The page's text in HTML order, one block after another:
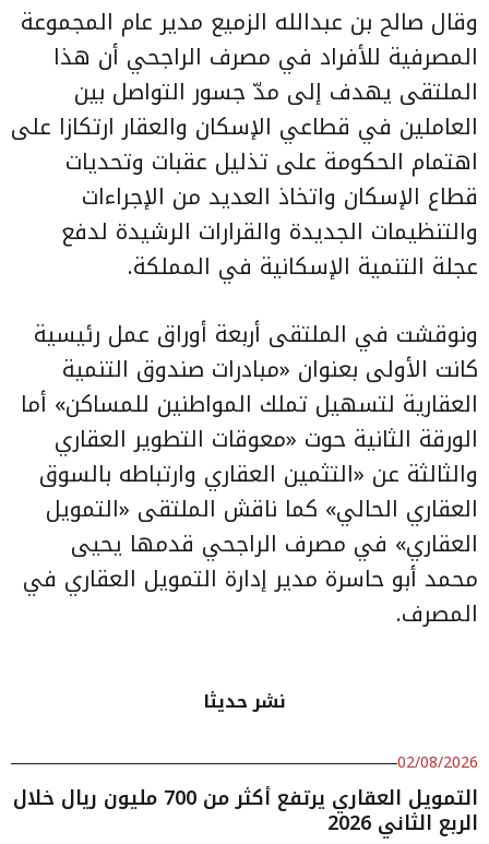
وقال صالح بن عبدالله الزميع مدير عام المجموعة
المصرفية للأفراد في مصرف الراجحي أن هذا
الملتقى يهدف إلى مدّ جسور التواصل بين
العاملين في قطاعي الإسكان والعقار ارتكازا على
اهتمام الحكومة على تذليل عقبات وتحديات
قطاع الإسكان واتخاذ العديد من الإجراءات
والتنظيمات الجديدة والقرارات الرشيدة لدفع
عجلة التنمية الإسكانية في المملكة.
ونوقشت في الملتقى أربعة أوراق عمل رئيسية
كانت الأولى بعنوان «مبادرات صندوق التنمية
العقارية لتسهيل تملك المواطنين للمساكن» أما
الورقة الثانية حوت «معوقات التطوير العقاري
والثالثة عن «التثمين العقاري وارتباطه بالسوق
العقاري الحالي» كما ناقش الملتقى «التمويل
العقاري» في مصرف الراجحي قدمها يحيى
محمد أبو حاسرة مدير إدارة التمويل العقاري في
المصرف.
نشر حديثا
02/08/2026
التمويل العقاري يرتفع أكثر من 700 مليون ريال خلال
الربع الثاني 2026